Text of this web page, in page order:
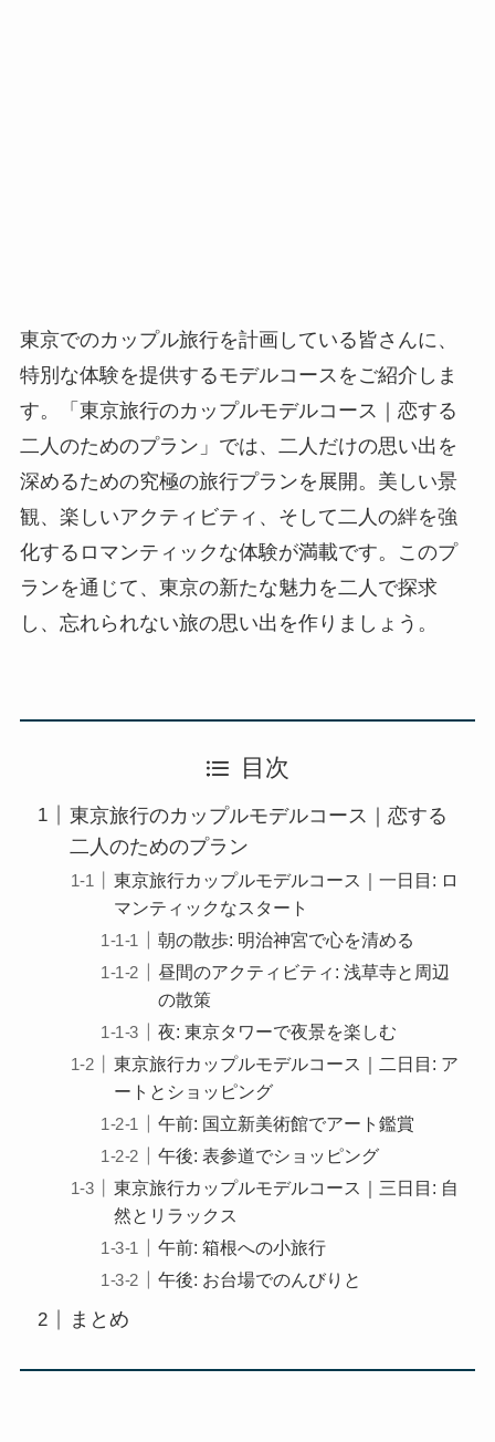
東京でのカップル旅行を計画している皆さんに、
特別な体験を提供するモデルコースをご紹介しま
す。「東京旅行のカップルモデルコース｜恋する
二人のためのプラン」では、二人だけの思い出を
深めるための究極の旅行プランを展開。美しい景
観、楽しいアクティビティ、そして二人の絆を強
化するロマンティックな体験が満載です。このプ
ランを通じて、東京の新たな魅力を二人で探求
し、忘れられない旅の思い出を作りましょう。
目次
東京旅行のカップルモデルコース｜恋する
二人のためのプラン
東京旅行カップルモデルコース｜一日目: ロ
マンティックなスタート
朝の散歩: 明治神宮で心を清める
昼間のアクティビティ: 浅草寺と周辺
の散策
夜: 東京タワーで夜景を楽しむ
東京旅行カップルモデルコース｜二日目: ア
ートとショッピング
午前: 国立新美術館でアート鑑賞
午後: 表参道でショッピング
東京旅行カップルモデルコース｜三日目: 自
然とリラックス
午前: 箱根への小旅行
午後: お台場でのんびりと
まとめ